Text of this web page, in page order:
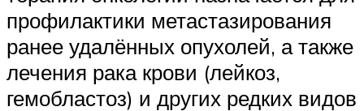
профилактики метастазирования
ранее удалённых опухолей, а также
лечения рака крови (лейкоз,
гемобластоз) и других редких видов